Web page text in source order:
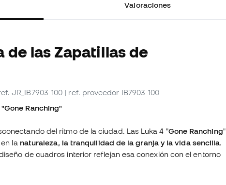
Valoraciones
las Zapatillas de
JR_IB7903-100 | ref. proveedor IB7903-100
Ranching"
del ritmo de la ciudad. Las Luka 4 "Gone Ranching"
la naturaleza, la tranquilidad de la granja y la vida sencilla.
de cuadros interior reflejan esa conexión con el entorno